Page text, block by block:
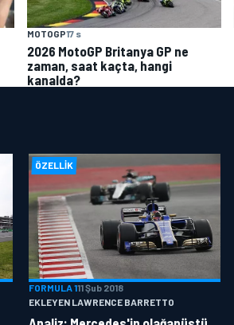
MOTOGP17 s
2026 MotoGP Britanya GP ne
zaman, saat kaçta, hangi
kanalda?
ÖZELLIK
FORMULA 111 Şub 2018
EKLEYEN LAWRENCE BARRETTO